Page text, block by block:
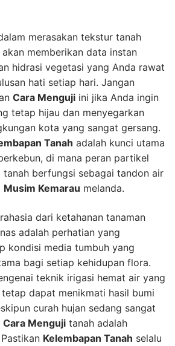
merasakan tekstur tanah
memberikan data instan
hidrasi vegetasi yang Anda rawat
hati setiap hari. Jangan
Cara Menguji ini jika Anda ingin
tetap hijau dan menyegarkan
kota yang sangat gersang.
Tanah adalah kunci utama
di mana peran partikel
tanah berfungsi sebagai tandon air
Musim Kemarau melanda.
dari ketahanan tanaman
adalah perhatian yang
kondisi media tumbuh yang
bagi setiap kehidupan flora.
teknik irigasi hemat air yang
dapat menikmati hasil bumi
curah hujan sedang sangat
Cara Menguji tanah adalah
Kelembapan Tanah selalu